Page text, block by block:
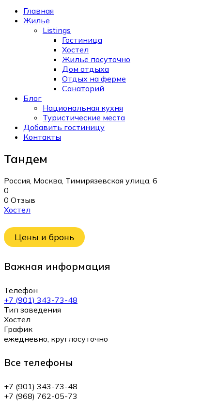
Главная
Жилье
Listings
Гостиница
Хостел
Жильё посуточно
Дом отдыха
Отдых на ферме
Санаторий
Блог
Национальная кухня
Туристические места
Добавить гостиницу
Контакты
Тандем
Россия, Москва, Тимирязевская улица, 6
0
0 Отзыв
Хостел
Цены и бронь
Важная информация
Телефон
+7 (901) 343-73-48
Тип заведения
Хостел
График
ежедневно, круглосуточно
Все телефоны
+7 (901) 343-73-48
+7 (968) 762-05-73